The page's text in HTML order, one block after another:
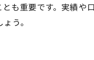
も重要です。実績
う。